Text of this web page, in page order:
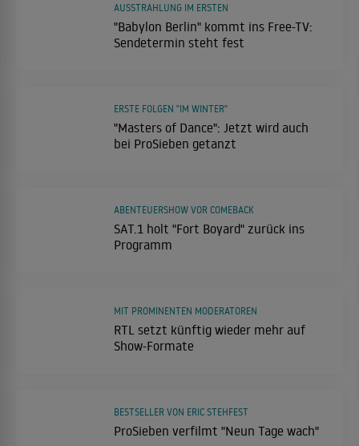
"Babylon Berlin" kommt ins Free-TV:
Sendetermin steht fest
AUSSTRAHLUNG IM ERSTEN
"Masters of Dance": Jetzt wird auch
bei ProSieben getanzt
ERSTE FOLGEN "IM WINTER"
SAT.1 holt "Fort Boyard" zurück ins
Programm
ABENTEUERSHOW VOR COMEBACK
RTL setzt künftig wieder mehr auf
Show-Formate
MIT PROMINENTEN MODERATOREN
ProSieben verfilmt "Neun Tage wach"
BESTSELLER VON ERIC STEHFEST